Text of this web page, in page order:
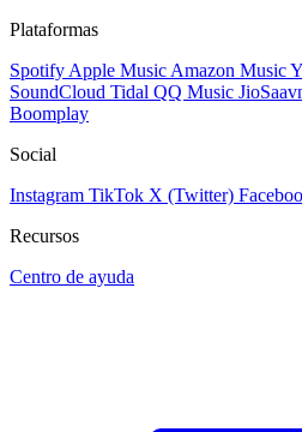
Plataformas
Spotify Apple Music Amazon Music
SoundCloud Tidal QQ Music
Boomplay
Social
Instagram TikTok X (Twitter)
Recursos
Centro de ayuda